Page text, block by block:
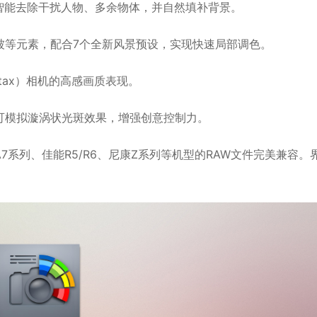
去除干扰人物、多余物体，并自然填补背景。
元素，配合7个全新风景预设，实现快速局部调色。
）相机的高感画质表现。
拟漩涡状光斑效果，增强创意控制力。
列、佳能R5/R6、尼康Z系列等机型的RAW文件完美兼容。